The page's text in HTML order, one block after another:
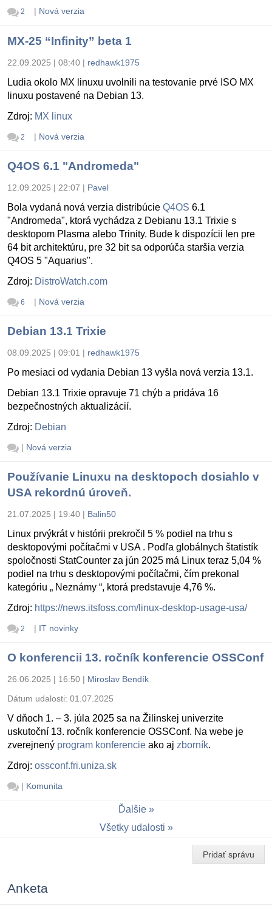
2 | Nová verzia
MX-25 “Infinity” beta 1
22.09.2025 | 08:40 | redhawk1975
Ludia okolo MX linuxu uvolnili na testovanie prvé ISO MX
linuxu postavené na Debian 13.
Zdroj: MX linux
2 | Nová verzia
Q4OS 6.1 "Andromeda"
12.09.2025 | 22:07 | Pavel
Bola vydaná nová verzia distribúcie Q4OS 6.1
"Andromeda", ktorá vychádza z Debianu 13.1 Trixie s
desktopom Plasma alebo Trinity. Bude k dispozícii len pre
64 bit architektúru, pre 32 bit sa odporúča staršia verzia
Q4OS 5 "Aquarius".
Zdroj: DistroWatch.com
6 | Nová verzia
Debian 13.1 Trixie
08.09.2025 | 09:01 | redhawk1975
Po mesiaci od vydania Debian 13 vyšla nová verzia 13.1.
Debian 13.1 Trixie opravuje 71 chýb a pridáva 16
bezpečnostných aktualizácií.
Zdroj: Debian
| Nová verzia
Používanie Linuxu na desktopoch dosiahlo v
USA rekordnú úroveň.
21.07.2025 | 19:40 | Balin50
Linux prvýkrát v histórii prekročil 5 % podiel na trhu s
desktopovými počítačmi v USA . Podľa globálnych štatistík
spoločnosti StatCounter za jún 2025 má Linux teraz 5,04 %
podiel na trhu s desktopovými počítačmi, čím prekonal
kategóriu „ Neznámy “, ktorá predstavuje 4,76 %.
Zdroj: https://news.itsfoss.com/linux-desktop-usage-usa/
2 | IT novinky
O konferencii 13. ročník konferencie OSSConf
26.06.2025 | 16:50 | Miroslav Bendík
Dátum udalosti: 01.07.2025
V dňoch 1. – 3. júla 2025 sa na Žilinskej univerzite
uskutoční 13. ročník konferencie OSSConf. Na webe je
zverejnený program konferencie ako aj zborník.
Zdroj: ossconf.fri.uniza.sk
| Komunita
Ďalšie
Všetky udalosti
Pridať správu
Anketa